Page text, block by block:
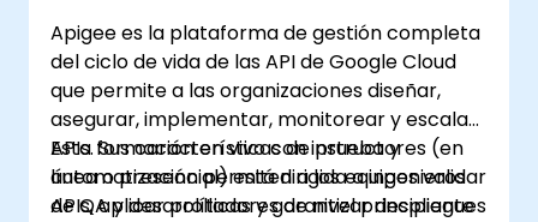
Apigee es la plataforma de gestión completa
del ciclo de vida de las API de Google Cloud
que permite a las organizaciones diseñar,
asegurar, implementar, monitorear y escalar
APIs. Sus características de prueba y
automatización permiten a los equipos validar
APIs, aplicar políticas y garantizar despliegues
Esta formación en vivo con instructores (en
línea o presencial) está dirigida a ingenieros
de QA y desarrolladores de nivel principiante